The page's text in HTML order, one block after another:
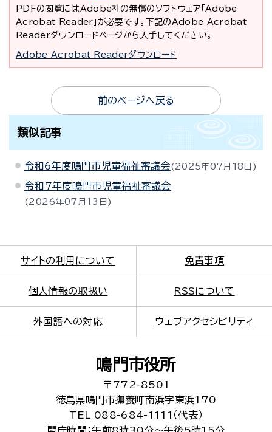
PDFの閲覧にはAdobe社の無償のソフトウェア「Adobe
Acrobat Reader」が必要です。下記のAdobe Acrobat
Readerダウンロードページから入手してください。
Adobe Acrobat Readerダウンロード
前のページへ戻る
類似記事
令和6年度鳴門市児童福祉審議会 2025年07月18日
令和7年度鳴門市児童福祉審議会
2026年07月13日
サイトの利用について 免責事項
個人情報の取扱い RSSについて
外国語への対応 ウェブアクセシビリティ
鳴門市役所
〒772-8501
徳島県鳴門市撫養町南浜字東浜170
TEL 088-684-1111（代表）